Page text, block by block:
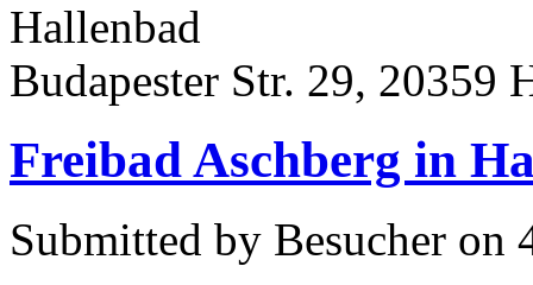
Hallenbad
Budapester Str. 29, 20359
Freibad Aschberg in
Submitted by Besucher on